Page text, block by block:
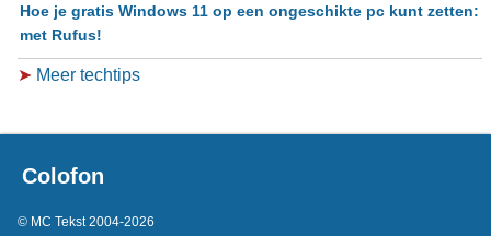
Hoe je gratis Windows 11 op een ongeschikte pc kunt zetten:
met Rufus!
➤ Meer techtips
Colofon
© MC Tekst 2004-2026